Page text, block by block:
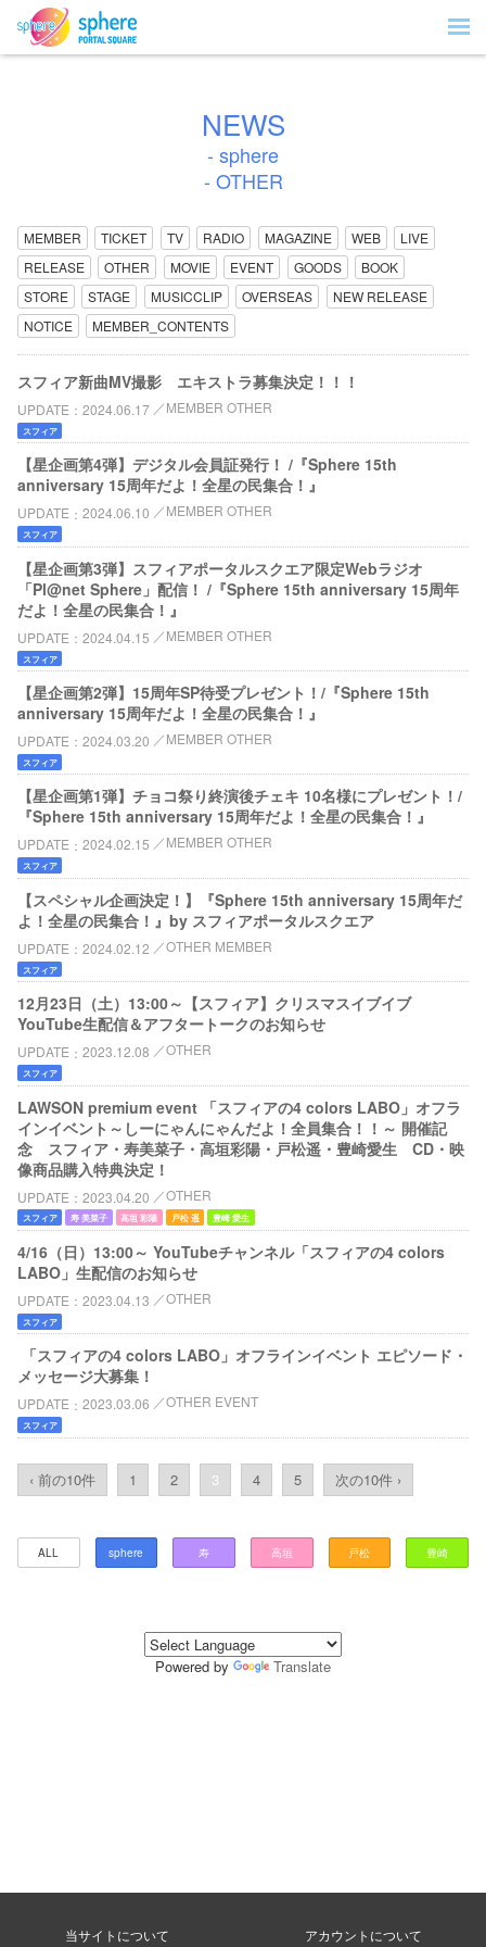
NEWS
- sphere
- OTHER
MEMBER TICKET TV RADIO MAGAZINE WEB
LIVE
RELEASE
OTHER MOVIE EVENT GOODS
BOOK
STORE
STAGE MUSICCLIP OVERSEAS
NEW RELEASE
NOTICE
MEMBER_CONTENTS
スフィア新曲MV撮影 エキストラ募集決定！！！
UPDATE 2024.06.17 MEMBER OTHER
スフィア
【星企画第4弾】デジタル会員証発行！ /『Sphere 15th
anniversary 15周年だよ！全星の民集合！』
UPDATE 2024.06.10 MEMBER OTHER
スフィア
【星企画第3弾】スフィアポータルスクエア限定Webラジオ
「Pl@net Sphere」配信！ /『Sphere 15th anniversary 15周年
だよ！全星の民集合！』
UPDATE 2024.04.15 MEMBER OTHER
スフィア
【星企画第2弾】15周年SP待受プレゼント！/『Sphere 15th
anniversary 15周年だよ！全星の民集合！』
UPDATE 2024.03.20 MEMBER OTHER
スフィア
【星企画第1弾】チョコ祭り終演後チェキ 10名様にプレゼント！/
『Sphere 15th anniversary 15周年だよ！全星の民集合！』
UPDATE 2024.02.15 MEMBER OTHER
スフィア
【スペシャル企画決定！】『Sphere 15th anniversary 15周年だ
よ！全星の民集合！』by スフィアポータルスクエア
UPDATE 2024.02.12 OTHER MEMBER
スフィア
12月23日（土）13:00～【スフィア】クリスマスイブイブ
YouTube生配信＆アフタートークのお知らせ
UPDATE 2023.12.08 OTHER
スフィア
LAWSON premium event 「スフィアの4 colors LABO」オフラ
インイベント～しーにゃんにゃんだよ！全員集合！！～ 開催記
念 スフィア・寿美菜子・高垣彩陽・戸松遥・豊崎愛生 CD・映
像商品購入特典決定！
UPDATE 2023.04.20 OTHER
スフィア 寿 美菜子 高垣 彩陽 戸松 遥 豊崎 愛生
4/16（日）13:00～ YouTubeチャンネル「スフィアの4 colors
LABO」生配信のお知らせ
UPDATE 2023.04.13 OTHER
スフィア
「スフィアの4 colors LABO」オフラインイベント エピソード・
メッセージ大募集！
UPDATE 2023.03.06 OTHER EVENT
スフィア
‹ 前の10件 1 2 3 4 5 次の10件 ›
ALL sphere 寿 高垣 戸松 豊崎
Powered by Translate
当サイトについて アカウントについて